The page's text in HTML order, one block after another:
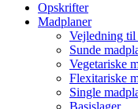
Opskrifter
Madplaner
Vejledning til
Sunde
Vegetariske
Flexitariske
Single
Basislager